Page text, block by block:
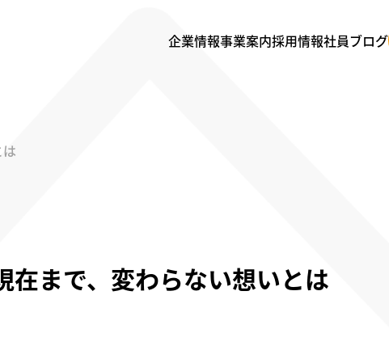
企業情報事業案内採⽤情報社員ブログ
在まで、変わらない想いとは